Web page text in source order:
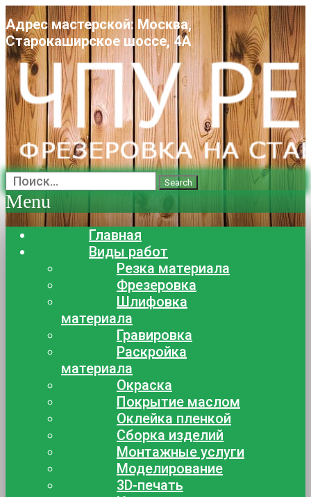
Адрес мастерской: Москва,
Старокаширское шоссе, 4А
Search
Menu
Главная
Виды работ
Резка материала
Фрезеровка
Шлифовка
материала
Гравировка
Раскройка
материала
Окраска
Покрытие маслом
Оклейка пленкой
Сборка изделий
Монтажные услуги
Моделирование
3D-печать